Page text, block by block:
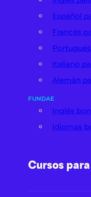
Español
Francés
Italiano
Alemán
FUNDAE
Inglés
Idiomas
Cursos